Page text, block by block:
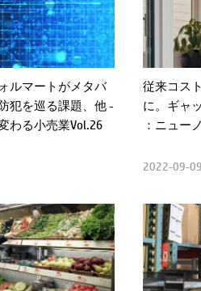
ルマートがメタバ
犯を巡る課題、他 -
わる小売業Vol.26
従来コス
に。ギャ
：ニュー
2022-09-09